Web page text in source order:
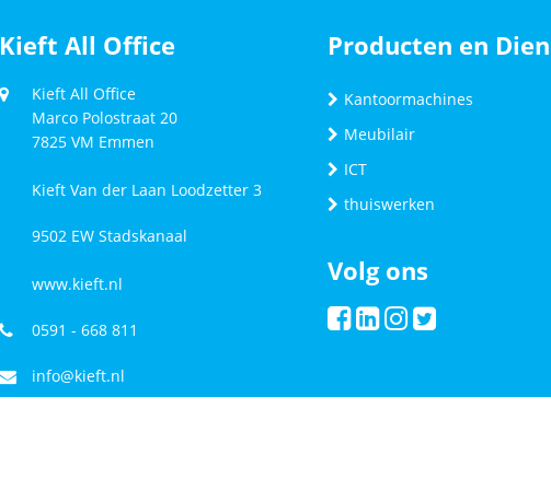
Kieft All Office
Kieft All Office
Marco Polostraat 20
7825 VM Emmen
Kieft Van der Laan Loodzetter 3
9502 EW Stadskanaal
www.kieft.nl
0591 - 668 811
info@kieft.nl
Producten en
Kantoormachines
Meubilair
ICT
thuiswerken
Volg ons